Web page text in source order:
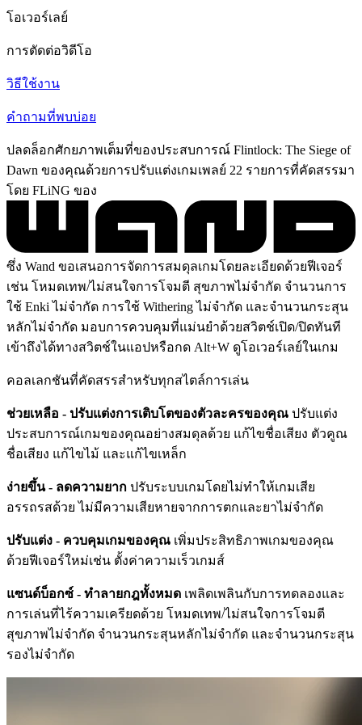
โอเวอร์เลย์
การตัดต่อวิดีโอ
วิธีใช้งาน
คำถามที่พบบ่อย
ปลดล็อกศักยภาพเต็มที่ของประสบการณ์ Flintlock: The Siege of
Dawn ของคุณด้วยการปรับแต่งเกมเพลย์ 22 รายการที่คัดสรรมา
โดย FLiNG ของ
ซึ่ง Wand ขอเสนอการจัดการสมดุลเกมโดยละเอียดด้วยฟีเจอร์
เช่น โหมดเทพ/ไม่สนใจการโจมตี สุขภาพไม่จำกัด จำนวนการ
ใช้ Enki ไม่จำกัด การใช้ Withering ไม่จำกัด และจำนวนกระสุน
หลักไม่จำกัด มอบการควบคุมที่แม่นยำด้วยสวิตช์เปิด/ปิดทันที
เข้าถึงได้ทางสวิตช์ในแอปหรือกด Alt+W ดูโอเวอร์เลย์ในเกม
คอลเลกชันที่คัดสรรสำหรับทุกสไตล์การเล่น
ช่วยเหลือ - ปรับแต่งการเติบโตของตัวละครของคุณ ปรับแต่ง
ประสบการณ์เกมของคุณอย่างสมดุลด้วย แก้ไขชื่อเสียง ตัวคูณ
ชื่อเสียง แก้ไขไม้ และแก้ไขเหล็ก
ง่ายขึ้น - ลดความยาก ปรับระบบเกมโดยไม่ทำให้เกมเสีย
อรรถรสด้วย ไม่มีความเสียหายจากการตกและยาไม่จำกัด
ปรับแต่ง - ควบคุมเกมของคุณ เพิ่มประสิทธิภาพเกมของคุณ
ด้วยฟีเจอร์ใหม่เช่น ตั้งค่าความเร็วเกมส์
แซนด์บ็อกซ์ - ทำลายกฎทั้งหมด เพลิดเพลินกับการทดลองและ
การเล่นที่ไร้ความเครียดด้วย โหมดเทพ/ไม่สนใจการโจมตี
สุขภาพไม่จำกัด จำนวนกระสุนหลักไม่จำกัด และจำนวนกระสุน
รองไม่จำกัด